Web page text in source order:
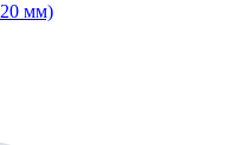
мм)